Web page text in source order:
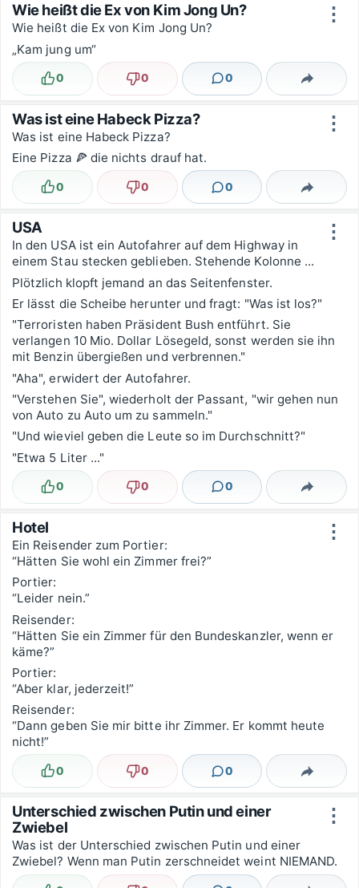
⋮
Wie heißt die Ex von Kim Jong Un?
Wie heißt die Ex von Kim Jong Un?
„Kam jung um“
Lustig
0 Nicht lustig
0 0
Kommentare Teilen
⋮
Was ist eine Habeck Pizza?
Was ist eine Habeck Pizza?
Eine Pizza 🍕 die nichts drauf hat.
Lustig
0 Nicht lustig
0 0
Kommentare Teilen
⋮
USA
In den USA ist ein Autofahrer auf dem Highway in
einem Stau stecken geblieben. Stehende Kolonne ...
Plötzlich klopft jemand an das Seitenfenster.
Er lässt die Scheibe herunter und fragt: "Was ist los?"
"Terroristen haben Präsident Bush entführt. Sie
verlangen 10 Mio. Dollar Lösegeld, sonst werden sie ihn
mit Benzin übergießen und verbrennen."
"Aha", erwidert der Autofahrer.
"Verstehen Sie", wiederholt der Passant, "wir gehen nun
von Auto zu Auto um zu sammeln."
"Und wieviel geben die Leute so im Durchschnitt?"
"Etwa 5 Liter ..."
Lustig
0 Nicht lustig
0 0
Kommentare Teilen
⋮
Hotel
Ein Reisender zum Portier:
“Hätten Sie wohl ein Zimmer frei?”
Portier:
“Leider nein.”
Reisender:
“Hätten Sie ein Zimmer für den Bundeskanzler, wenn er
käme?”
Portier:
“Aber klar, jederzeit!”
Reisender:
“Dann geben Sie mir bitte ihr Zimmer. Er kommt heute
nicht!”
Lustig
0 Nicht lustig
0 0
Kommentare Teilen
⋮
Unterschied zwischen Putin und einer
Zwiebel
Was ist der Unterschied zwischen Putin und einer
Zwiebel? Wenn man Putin zerschneidet weint NIEMAND.